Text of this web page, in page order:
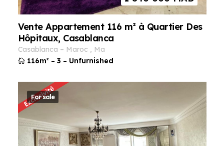
Vente Appartement 116 m² à Quartier Des
Hôpitaux, Casablanca
casablanca – maroc ,
ma
116m² – 3 – Unfurnished
For sale